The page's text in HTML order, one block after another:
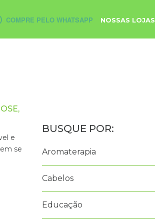
COMPRE PELO WHATSAPP NOSSAS LOJAS
e
se
Aromaterapia
Cabelos
Educação